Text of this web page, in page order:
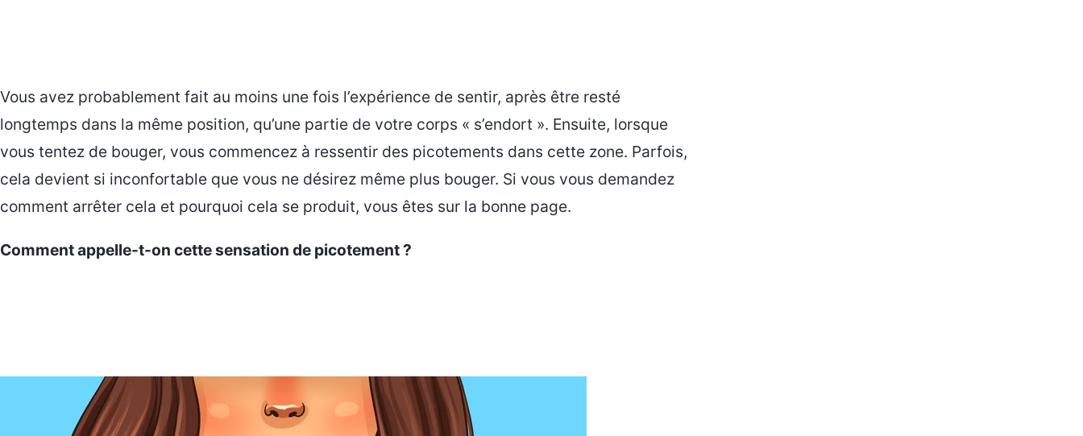
Vous avez probablement fait au moins une fois l’expérience de sentir, après être resté
longtemps dans la même position, qu’une partie de votre corps « s’endort ». Ensuite, lorsque
vous tentez de bouger, vous commencez à ressentir des picotements dans cette zone. Parfois,
cela devient si inconfortable que vous ne désirez même plus bouger. Si vous vous demandez
comment arrêter cela et pourquoi cela se produit, vous êtes sur la bonne page.
Comment appelle-t-on cette sensation de picotement ?